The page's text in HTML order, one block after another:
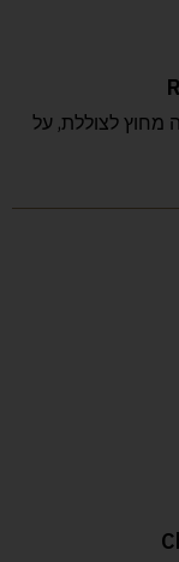
מחוץ לצוללת, על